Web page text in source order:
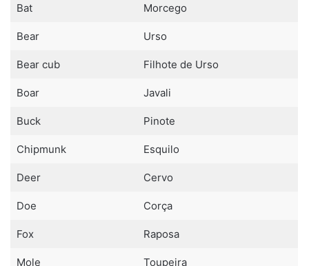
Bat Morcego
Bear Urso
Bear cub Filhote de Urso
Boar Javali
Buck Pinote
Chipmunk Esquilo
Deer Cervo
Doe Corça
Fox Raposa
Mole Toupeira